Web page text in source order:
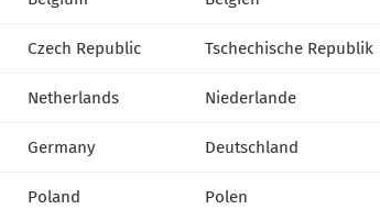
Czech Republic Tschechische Republik
Netherlands Niederlande
Germany Deutschland
Poland Polen